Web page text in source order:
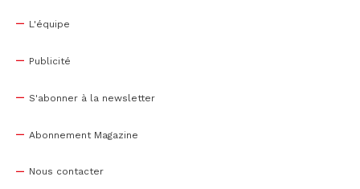
L'équipe
Publicité
S'abonner à la newsletter
Abonnement Magazine
Nous contacter